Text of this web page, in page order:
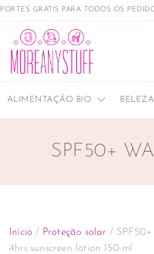
PORTES GRÁTIS PARA TODOS OS
ALIMENTAÇÃO BIO
SPF50+
Início / Proteção solar /
4hrs sunscreen lotion 150 ml